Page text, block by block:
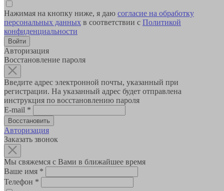
Нажимая на кнопку ниже, я даю согласие на обработку
персональных данных в соответствии с Политикой
конфиденциальности
Авторизация
Восстановление пароля
Введите адрес электронной почты, указанный при
регистрации. На указанный адрес будет отправлена
инструкция по восстановлению пароля
E-mail *
Авторизация
Заказать звонок
Мы свяжемся с Вами в ближайшее время
Ваше имя *
Телефон *